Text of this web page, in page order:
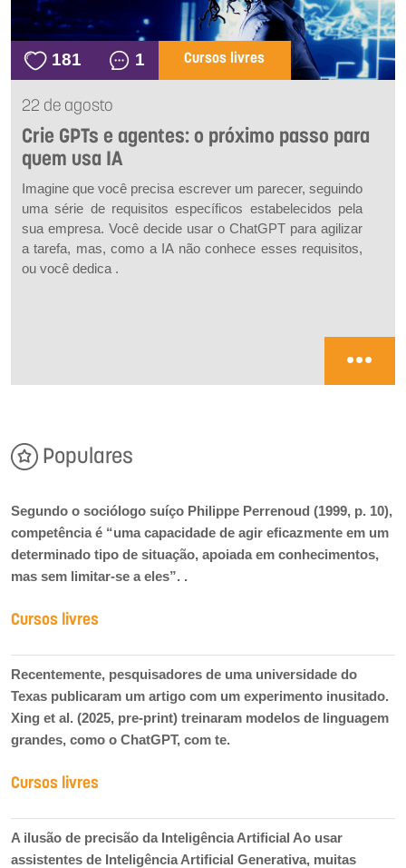
181 1 Cursos livres
22 de agosto
Crie GPTs e agentes: o próximo passo para
quem usa IA
Imagine que você precisa escrever um parecer, seguindo
uma série de requisitos específicos estabelecidos pela
sua empresa. Você decide usar o ChatGPT para agilizar
a tarefa, mas, como a IA não conhece esses requisitos,
ou você dedica .
Populares
Segundo o sociólogo suíço Philippe Perrenoud (1999, p. 10),
competência é “uma capacidade de agir eficazmente em um
determinado tipo de situação, apoiada em conhecimentos,
mas sem limitar-se a eles”. .
Cursos livres
Recentemente, pesquisadores de uma universidade do
Texas publicaram um artigo com um experimento inusitado.
Xing et al. (2025, pre-print) treinaram modelos de linguagem
grandes, como o ChatGPT, com te.
Cursos livres
A ilusão de precisão da Inteligência Artificial Ao usar
assistentes de Inteligência Artificial Generativa, muitas